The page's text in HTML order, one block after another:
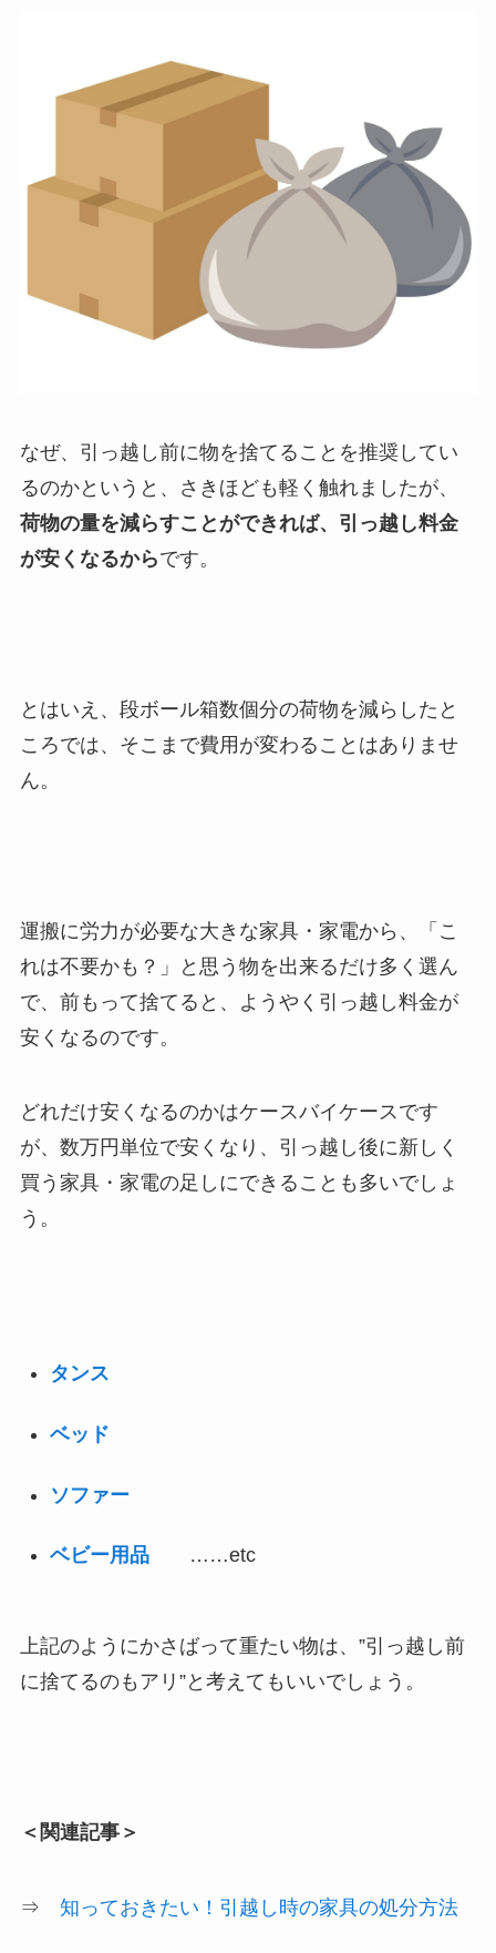
なぜ、引っ越し前に物を捨てることを推奨してい
るのかというと、さきほども軽く触れましたが、
荷物の量を減らすことができれば、引っ越し料金
が安くなるからです。
とはいえ、段ボール箱数個分の荷物を減らしたと
ころでは、そこまで費用が変わることはありませ
ん。
運搬に労力が必要な大きな家具・家電から、「こ
れは不要かも？」と思う物を出来るだけ多く選ん
で、前もって捨てると、ようやく引っ越し料金が
安くなるのです。
どれだけ安くなるのかはケースバイケースです
が、数万円単位で安くなり、引っ越し後に新しく
買う家具・家電の足しにできることも多いでしょ
う。
タンス
ベッド
ソファー
ベビー用品……etc
上記のようにかさばって重たい物は、”引っ越し前
に捨てるのもアリ”と考えてもいいでしょう。
＜関連記事＞
⇒ 知っておきたい！引越し時の家具の処分方法